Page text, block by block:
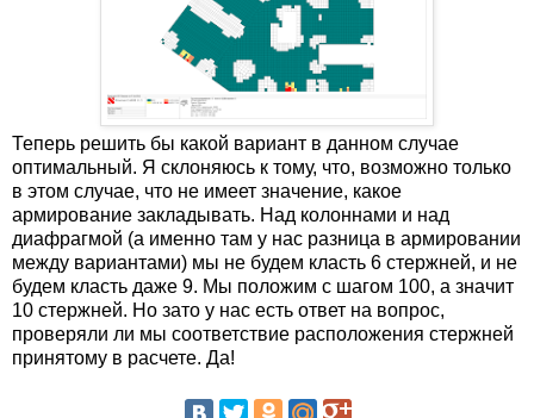
Теперь решить бы какой вариант в данном случае
оптимальный. Я склоняюсь к тому, что, возможно только
в этом случае, что не имеет значение, какое
армирование закладывать. Над колоннами и над
диафрагмой (а именно там у нас разница в армировании
между вариантами) мы не будем класть 6 стержней, и не
будем класть даже 9. Мы положим с шагом 100, а значит
10 стержней. Но зато у нас есть ответ на вопрос,
проверяли ли мы соответствие расположения стержней
принятому в расчете. Да!